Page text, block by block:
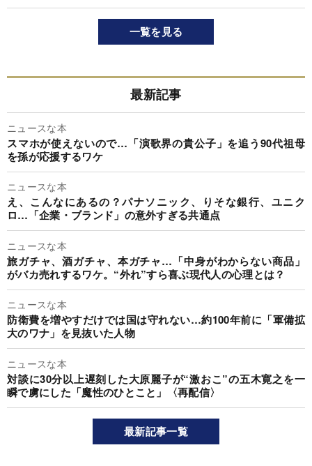
一覧を見る
最新記事
ニュースな本
スマホが使えないので…「演歌界の貴公子」を追う90代祖母
を孫が応援するワケ
ニュースな本
え、こんなにあるの？パナソニック、りそな銀行、ユニク
ロ…「企業・ブランド」の意外すぎる共通点
ニュースな本
旅ガチャ、酒ガチャ、本ガチャ…「中身がわからない商品」
がバカ売れするワケ。“外れ”すら喜ぶ現代人の心理とは？
ニュースな本
防衛費を増やすだけでは国は守れない…約100年前に「軍備拡
大のワナ」を見抜いた人物
ニュースな本
対談に30分以上遅刻した大原麗子が“激おこ”の五木寛之を一
瞬で虜にした「魔性のひとこと」〈再配信〉
最新記事一覧